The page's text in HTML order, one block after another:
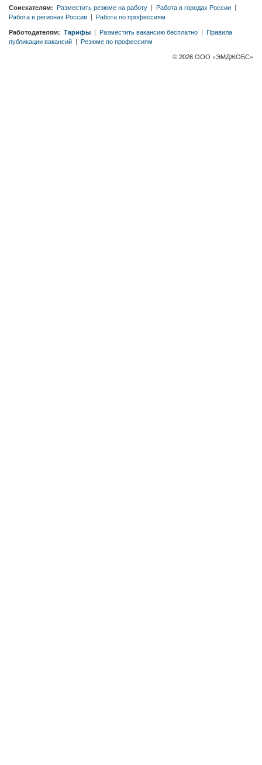
Соискателям: Разместить резюме на работу | Работа в городах России |
Работа в регионах России | Работа по профессиям
Работодателям: Тарифы | Разместить вакансию бесплатно | Правила
публикации вакансий | Резюме по профессиям
© 2026 ООО «ЭМДЖОБС»